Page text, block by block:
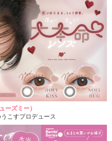
ーズミー）
こすプロデュース